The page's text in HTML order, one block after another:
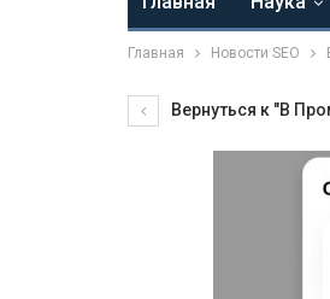
Главная Новости SEO
Вернуться к "В